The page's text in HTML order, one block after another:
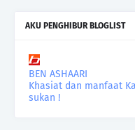
AKU PENGHIBUR BLOGLIST
BEN ASHAARI
Khasiat dan manfaat
sukan !